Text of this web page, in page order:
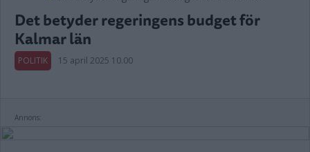
Det betyder regeringens budget för
Kalmar län
POLITIK 15 april 2025 10.00
Annons: